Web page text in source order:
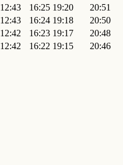
12:43 16:25 19:20
20:51
12:43 16:24 19:18
20:50
12:42 16:23 19:17
20:48
12:42 16:22 19:15 20:46